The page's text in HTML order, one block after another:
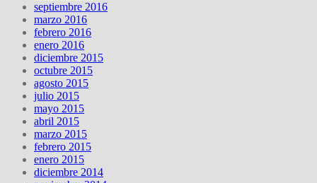
septiembre 2016
marzo 2016
febrero 2016
enero 2016
diciembre 2015
octubre 2015
agosto 2015
julio 2015
mayo 2015
abril 2015
marzo 2015
febrero 2015
enero 2015
diciembre 2014